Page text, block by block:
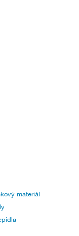
materiál